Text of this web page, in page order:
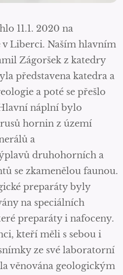
11.1. 2020 na
Liberci. Naším hlavním
Zágoršek z katedry
představena katedra a
a poté se přešlo
náplní bylo
hornin z území
a
druhohorních a
se zkamenělou faunou.
preparáty byly
na speciálních
preparáty i nafoceny.
kteří měli s sebou i
ze své laboratorní
věnována geologickým